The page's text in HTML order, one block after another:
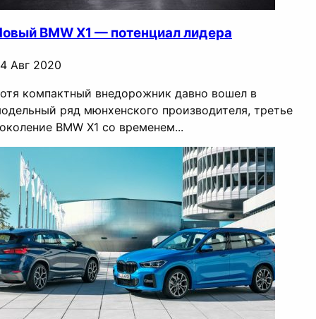
BMW X1 — потенциал лидера
Авг 2020
компактный внедорожник давно вошел в
ряд мюнхенского производителя, третье
BMW X1 со временем...